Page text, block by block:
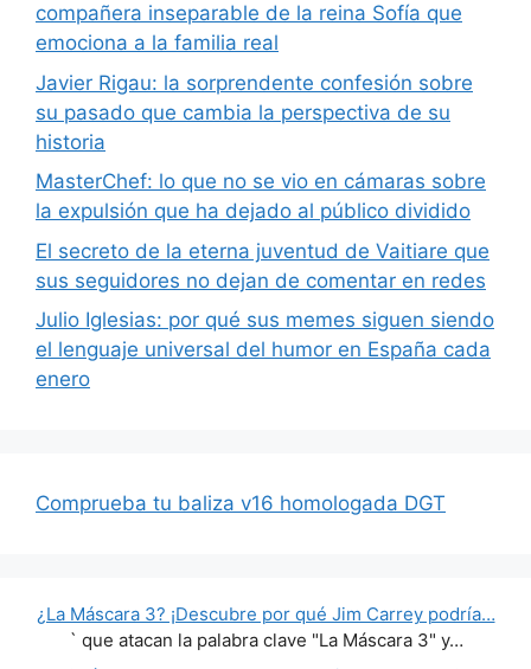
compañera inseparable de la reina Sofía que
emociona a la familia real
Javier Rigau: la sorprendente confesión sobre
su pasado que cambia la perspectiva de su
historia
MasterChef: lo que no se vio en cámaras sobre
la expulsión que ha dejado al público dividido
El secreto de la eterna juventud de Vaitiare que
sus seguidores no dejan de comentar en redes
Julio Iglesias: por qué sus memes siguen siendo
el lenguaje universal del humor en España cada
enero
Comprueba tu baliza v16 homologada DGT
¿La Máscara 3? ¡Descubre por qué Jim Carrey podría…
` que atacan la palabra clave "La Máscara 3" y…